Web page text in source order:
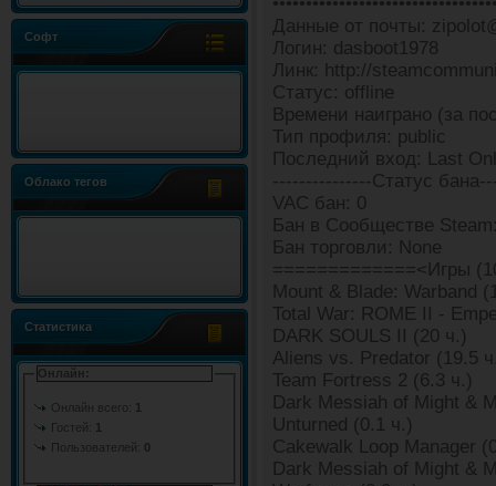
Windows 7
Софт
Облако тегов
Статистика
Онлайн:
Онлайн всего: 1
Гостей: 1
Пользователей: 0
Данные от почты:
Логин: dasboot1978
Линк: http://
Статус: offline
Времени наиграно (за
Тип профиля: public
Последний вход: Last
---------------Статус
VAC бан: 0
Бан в Сообществе
Бан торговли: None
=============<Игры
Mount & Blade: Warband
Total War: ROME II -
DARK SOULS II (20 ч.)
Aliens vs. Predator (19.5
Team Fortress 2 (6.3 ч.)
Dark Messiah of Might &
Unturned (0.1 ч.)
Cakewalk Loop Manager
Dark Messiah of Might &